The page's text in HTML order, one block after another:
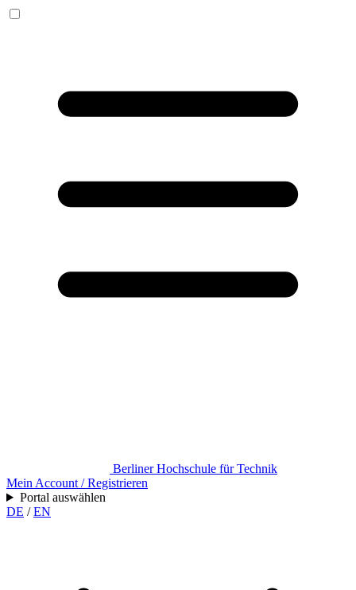
Berliner Hochschule für Technik
Mein Account / Registrieren
Portal auswählen
DE /EN